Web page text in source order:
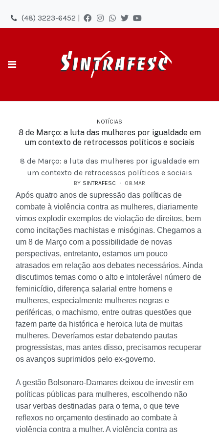
(48) 3223-6452 |
NOTÍCIAS
8 de Março: a luta das mulheres por igualdade em
um contexto de retrocessos políticos e sociais
8 de Março: a luta das mulheres por igualdade em
um contexto de retrocessos políticos e sociais
BY SINTRAFESC 08.MAR
Após quatro anos de supressão das políticas de
combate à violência contra as mulheres, diariamente
vimos explodir exemplos de violação de direitos, bem
como incitações machistas e misóginas. Chegamos a
um 8 de Março com a possibilidade de novas
perspectivas, entretanto, estamos um pouco
atrasados em relação aos debates necessários. Ainda
discutimos temas como o alto e intolerável número de
feminicídio, diferença salarial entre homens e
mulheres, especialmente mulheres negras e
periféricas, o machismo, entre outras questões que
fazem parte da histórica e heroica luta de muitas
mulheres. Deveríamos estar debatendo pautas
progressistas, mas antes disso, precisamos recuperar
os avanços suprimidos pelo ex-governo.
A gestão Bolsonaro-Damares deixou de investir em
políticas públicas para mulheres, escolhendo não
usar verbas destinadas para o tema, o que teve
reflexos no orçamento destinado ao combate à
violência contra a mulher. A violência contra as